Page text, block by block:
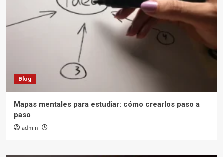
Blog
Mapas mentales para estudiar: cómo crearlos paso a
paso
admin